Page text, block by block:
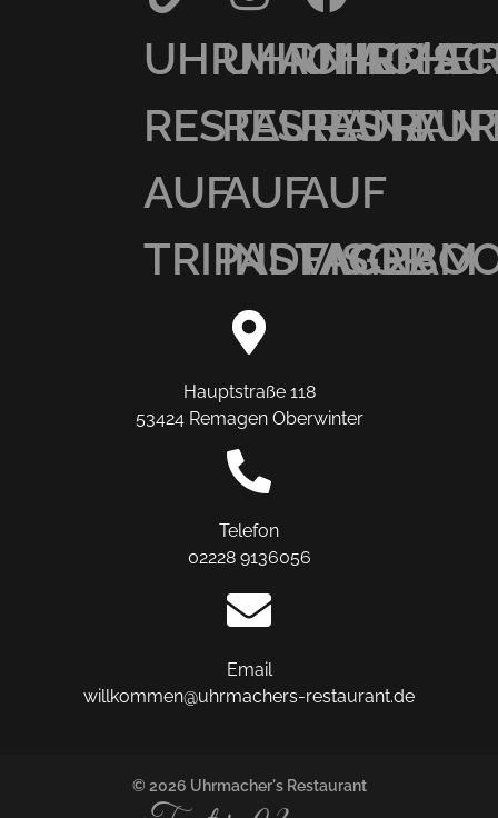
UHRMACHER’S
RESTAURANT
AUF
TRIPADVISOR
AUF
INSTAGRAM
AUF
Hauptstraße 118
53424 Remagen Oberwinter
Telefon
02228 9136056
Email
willkommen@uhrmachers-restaurant.de
© 2026 Uhrmacher's Restaurant